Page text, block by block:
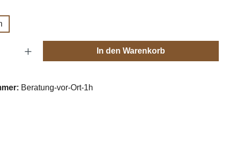
Anzahl: Gib den gewünschten Wert ein
In den Warenkorb
Beratung-vor-Ort-1h